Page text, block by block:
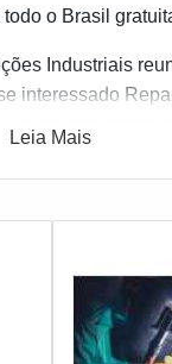
o Brasil
Industriais
interessado
Leia Mais